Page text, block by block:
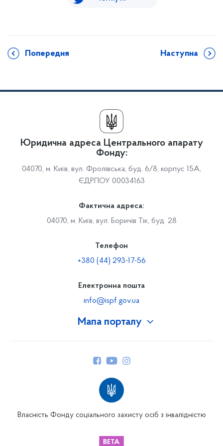
Попередня Наступна
Мапа порталу
Юридична адреса Центрального апарату
Фонду:
04070, м. Київ, вул. Фролівська, буд. 6/8, корпус 15А,
ЄДРПОУ 00034163
Фактична адреса:
04070, м. Київ, вул. Боричів Тік, буд. 28
Телефон
+380 (44) 293-17-56
Електронна пошта
info@ispf.gov.ua
Власність Фонду соціального захисту осіб з інвалідністю